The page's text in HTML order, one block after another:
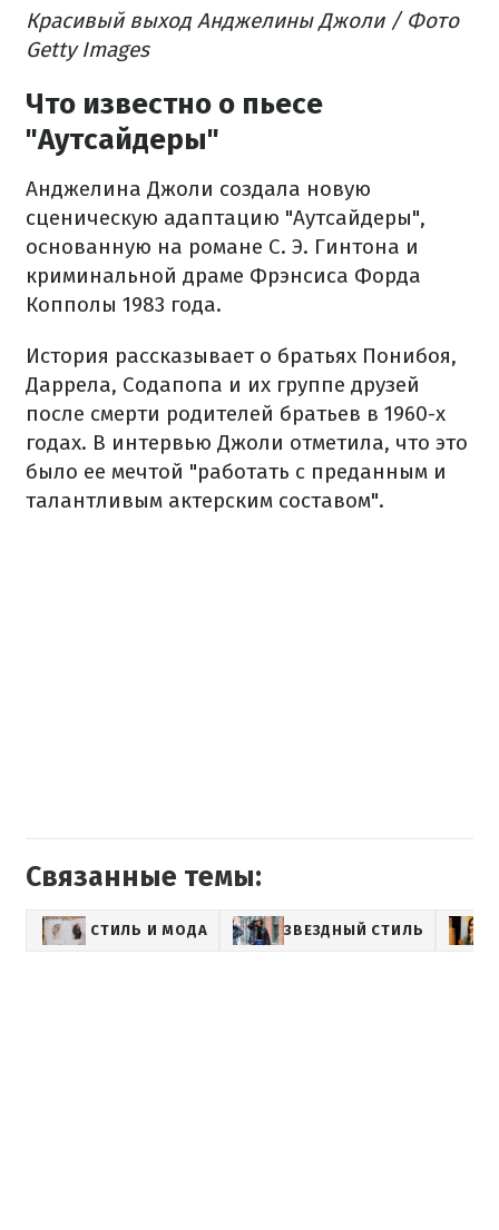
Красивый выход Анджелины Джоли / Фото
Getty Images
Что известно о пьесе
"Аутсайдеры"
Анджелина Джоли создала новую
сценическую адаптацию "Аутсайдеры",
основанную на романе С. Э. Гинтона и
криминальной драме Фрэнсиса Форда
Копполы 1983 года.
История рассказывает о братьях Понибоя,
Даррела, Содапопа и их группе друзей
после смерти родителей братьев в 1960-х
годах. В интервью Джоли отметила, что это
было ее мечтой "работать с преданным и
талантливым актерским составом".
Связанные темы:
СТИЛЬ И МОДА ЗВЕЗДНЫЙ СТИЛЬ